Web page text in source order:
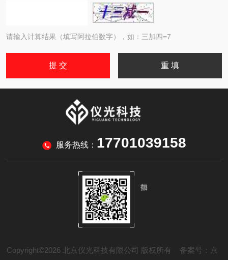
请输入计算结果（填写阿拉伯数字），如：三加四=7
服务热线： 17701039158
Copyright©2026 北京仪光科技有限公司 版权所有 备案号：京